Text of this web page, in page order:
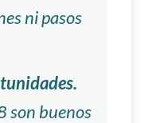
ni pasos
son buenos